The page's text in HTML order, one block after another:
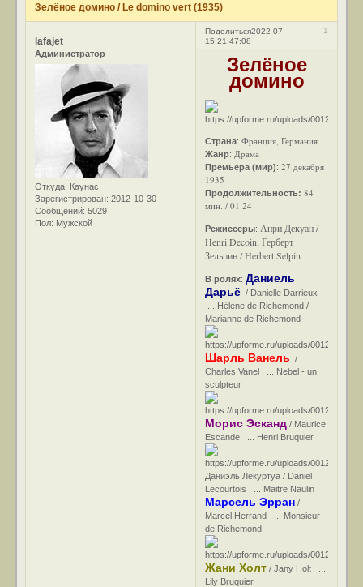
Зелёное домино / Le domino vert (1935)
Поделиться 1
2022-07-
15 21:47:08
lafajet
Администратор
Откуда: Каунас
Зарегистрирован: 2012-10-30
Сообщений: 5029
Пол: Мужской
Зелёное
домино
Страна:Франция, Германия
Жанр: Драма
Премьера (мир):27 декабря
1935
Продолжительность:84
мин. / 01:24
Режиссеры: Анри Декуан /
Henri Decoin, Герберт
Зельпин / Herbert Selpin
В ролях:Даниель
Дарьё / Danielle Darrieux
... Hélène de Richemond /
Marianne de Richemond
Шарль Ванель /
Charles Vanel ... Nebel - un
sculpteur
Морис Эсканд / Maurice
Escande ... Henri Bruquier
Даниэль Лекуртуа / Daniel
Lecourtois ... Maitre Naulin
Марсель Эрран /
Marcel Herrand ... Monsieur
de Richemond
Жани Холт / Jany Holt ...
Lily Bruquier